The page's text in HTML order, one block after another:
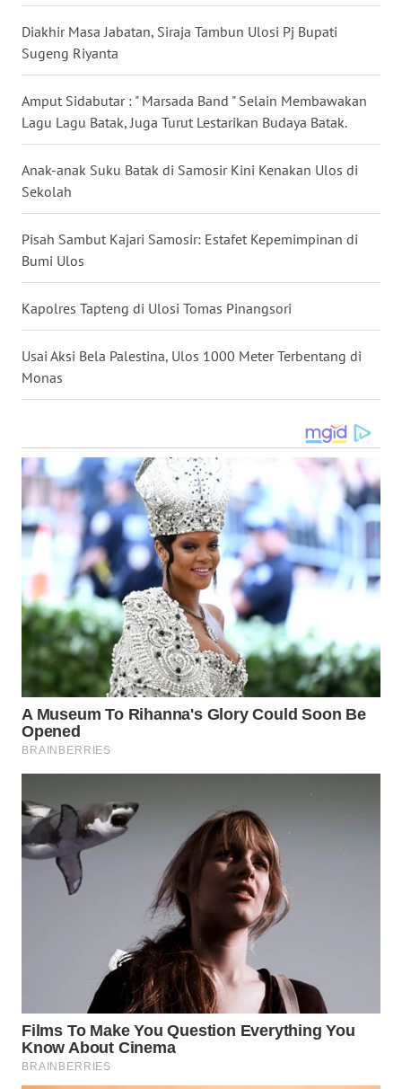
Diakhir Masa Jabatan, Siraja Tambun Ulosi Pj Bupati
Sugeng Riyanta
Amput Sidabutar : " Marsada Band " Selain Membawakan
Lagu Lagu Batak, Juga Turut Lestarikan Budaya Batak.
Anak-anak Suku Batak di Samosir Kini Kenakan Ulos di
Sekolah
Pisah Sambut Kajari Samosir: Estafet Kepemimpinan di
Bumi Ulos
Kapolres Tapteng di Ulosi Tomas Pinangsori
Usai Aksi Bela Palestina, Ulos 1000 Meter Terbentang di
Monas
WN
MALUT
WN
DAIRI
WN
DANAU
WN
LANGKAT
TAPANULI
SELATAN
WN
TANJUNG
LESUNG
WN
KARO
SIMALUNGUN
WN
LABUHANBATU
SERDANG
WN